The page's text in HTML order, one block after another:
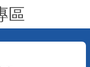
區